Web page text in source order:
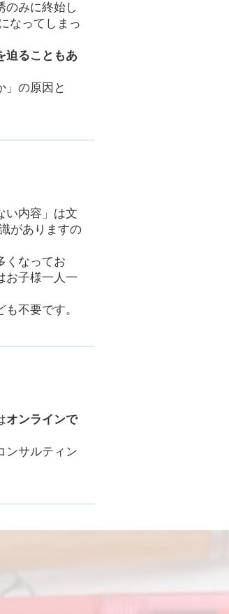
のみに終始し
なってしまっ
迫ることもあ
」の原因と
い内容」は文
がありますの
くなってお
お子様一人一
不要です。
オンラインで
ンサルティン